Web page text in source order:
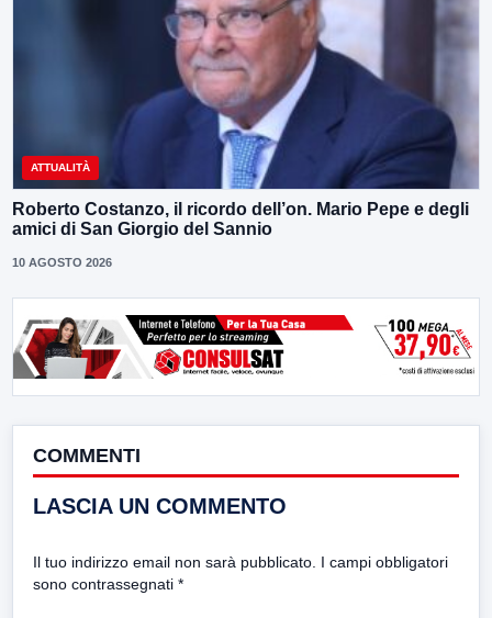
ATTUALITÀ
Roberto Costanzo, il ricordo dell’on. Mario Pepe e degli
amici di San Giorgio del Sannio
10 AGOSTO 2026
COMMENTI
LASCIA UN COMMENTO
Il tuo indirizzo email non sarà pubblicato. I campi obbligatori
sono contrassegnati *